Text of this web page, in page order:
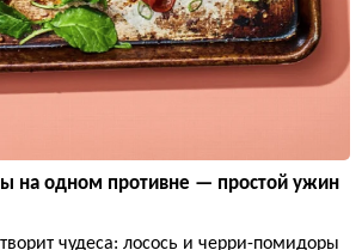
на одном противне — простой ужин
чудеса: лосось и черри-помидоры